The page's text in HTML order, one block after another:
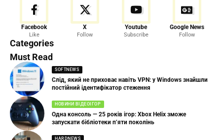
Facebook
Like
X
Follow
Youtube
Subscribe
Google News
Follow
Categories
Must Read
SOFTNEWS
Слід, який не приховає навіть VPN: у Windows знайшли
постійний ідентифікатор стеження
НОВИНИ ВІДЕОІГОР
Одна консоль — 25 років ігор: Xbox Helix зможе
запускати бібліотеки п’яти поколінь
HARDNEWS